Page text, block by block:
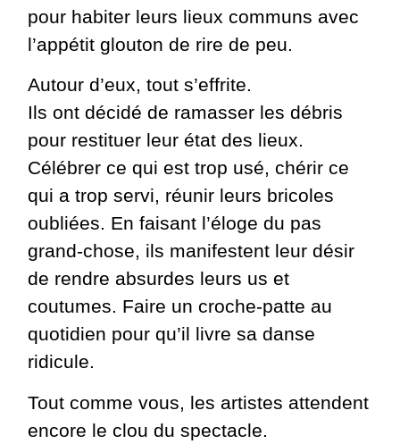
pour habiter leurs lieux communs avec
l’appétit glouton de rire de peu.
Autour d’eux, tout s’effrite.
Ils ont décidé de ramasser les débris
pour restituer leur état des lieux.
Célébrer ce qui est trop usé, chérir ce
qui a trop servi, réunir leurs bricoles
oubliées. En faisant l’éloge du pas
grand-chose, ils manifestent leur désir
de rendre absurdes leurs us et
coutumes. Faire un croche-patte au
quotidien pour qu’il livre sa danse
ridicule.
Tout comme vous, les artistes attendent
encore le clou du spectacle.